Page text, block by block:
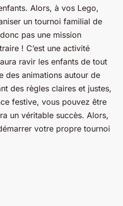
Alors, à vos Lego,
un tournoi familial de
pas une mission
! C’est une activité
ravir les enfants de tout
des animations autour de
des règles claires et justes,
festive, vous pouvez être
un véritable succès. Alors,
votre propre tournoi